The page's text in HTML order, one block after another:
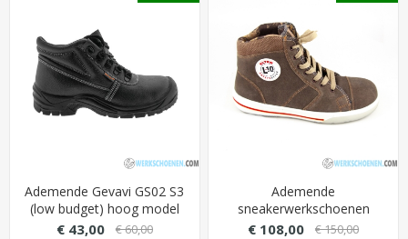
Ademende Gevavi GS02 S3
(low budget) hoog model
met PU overneus - Kleur
€ 43,00 € 60,00
Ademende
sneakerwerkschoenen
Elten Emotion S3 hoog
€ 108,00 € 150,00